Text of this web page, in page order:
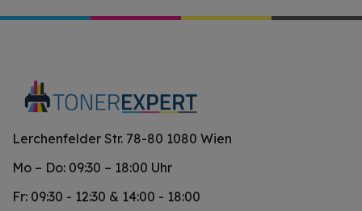
Lerchenfelder Str. 78-80 1080 Wien
Mo – Do: 09:30 – 18:00 Uhr
Fr: 09:30 - 12:30 & 14:00 - 18:00